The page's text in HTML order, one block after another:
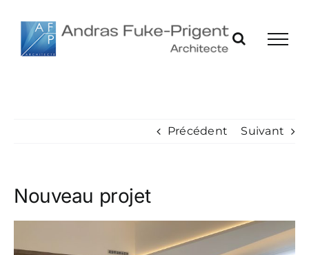
contenu
Précédent Suivant
Nouveau projet
l'image